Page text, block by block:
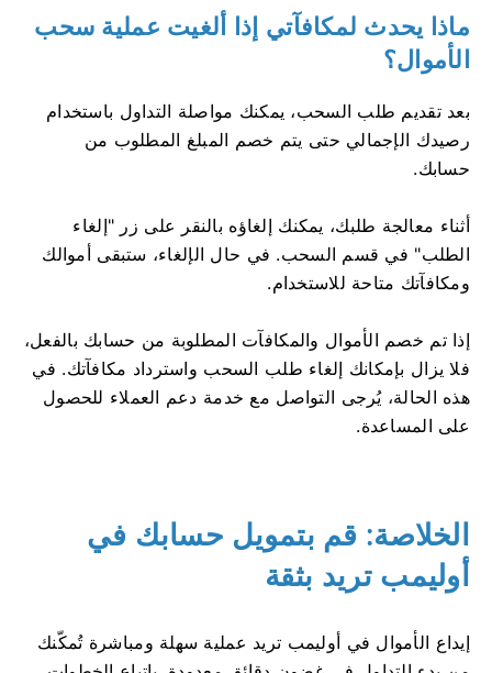
ماذا يحدث لمكافآتي إذا ألغيت عملية سحب
الأموال؟
بعد تقديم طلب السحب، يمكنك مواصلة التداول باستخدام
رصيدك الإجمالي حتى يتم خصم المبلغ المطلوب من
حسابك.
أثناء معالجة طلبك، يمكنك إلغاؤه بالنقر على زر "إلغاء
الطلب" في قسم السحب. في حال الإلغاء، ستبقى أموالك
ومكافآتك متاحة للاستخدام.
إذا تم خصم الأموال والمكافآت المطلوبة من حسابك بالفعل،
فلا يزال بإمكانك إلغاء طلب السحب واسترداد مكافآتك. في
هذه الحالة، يُرجى التواصل مع خدمة دعم العملاء للحصول
على المساعدة.
الخلاصة: قم بتمويل حسابك في
أوليمب تريد بثقة
إيداع الأموال في أوليمب تريد عملية سهلة ومباشرة تُمكّنك